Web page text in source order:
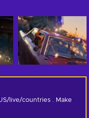
live/countries . Make